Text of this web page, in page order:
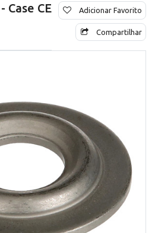
Case CE Adicionar Favorito
Compartilhar